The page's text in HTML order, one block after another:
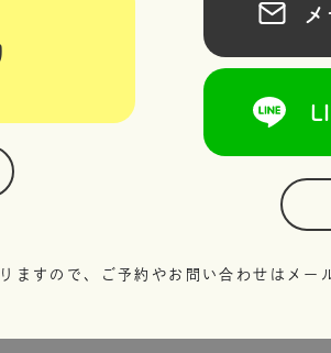
メー
LINE
ますので、ご予約やお問い合わせはメー